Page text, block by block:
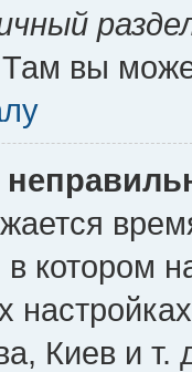
вы
в котором
Киев и т.